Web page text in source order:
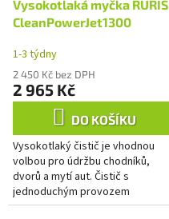
Vysokotlaká myčka RURIS
CleanPowerJet1300
1-3 týdny
2 450 Kč bez DPH
2 965 Kč
DO KOŠÍKU
Vysokotlaký čistič je vhodnou
volbou pro údržbu chodníků,
dvorů a mytí aut. Čistič s
jednoduchým provozem
umožňuje obsluhu i uživatelům,